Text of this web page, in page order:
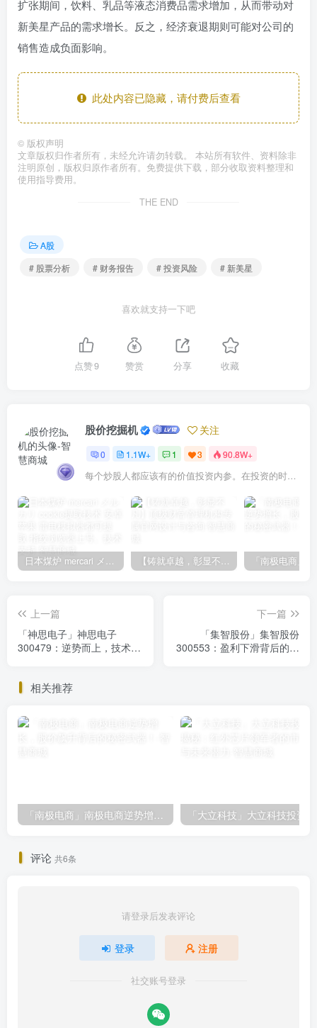
扩张期间，饮料、乳品等液态消费品需求增加，从而带动对
新美星产品的需求增长。反之，经济衰退期则可能对公司的
销售造成负面影响。
此处内容已隐藏，请付费后查看
© 版权声明
文章版权归作者所有，未经允许请勿转载。 本站所有软件、资料除非
注明原创，版权归原作者所有。免费提供下载，部分收取资料整理和
使用指导费用。
THE END
A股
# 股票分析
# 财务报告 # 投资风险 # 新美星
喜欢就支持一下吧
点赞9 赞赏 分享 收藏
股价挖掘机 关注
0 1.1W+ 1 3 90.8W+
每个炒股人都应该有的价值投资内参。在投资的时候，我们把自己看成是企业分析师——而不是市场分析师，也不是宏观经济分析师，更不是证券分析师。
日本煤炉 mercari メルカリ cookie提取技术 安卓 苹果 雷电模拟器都可提取,指纹浏览器上号。技术支持 【铸就卓越，彰显不凡】顶级财富管理机构专属官网设计与咨询
上一篇
「神思电子」神思电子
300479：逆势而上，技术驱
下一篇
「集智股份」集智股份
300553：盈利下滑背后的成
相关推荐
「南极电商」南极电商逆势增长，股价飙升背后的秘密武器！
评论 共6条
请登录后发表评论
登录 注册
社交账号登录